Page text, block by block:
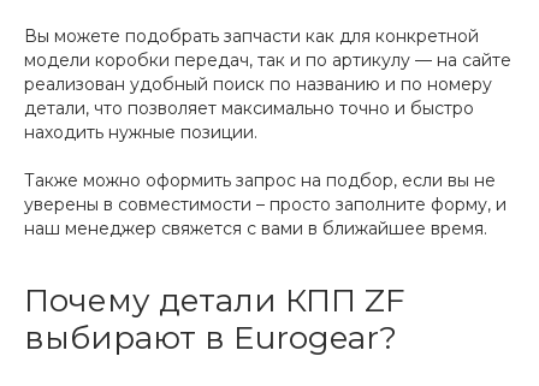
Вы можете подобрать запчасти как для конкретной
модели коробки передач, так и по артикулу — на сайте
реализован удобный поиск по названию и по номеру
детали, что позволяет максимально точно и быстро
находить нужные позиции.
Также можно оформить запрос на подбор, если вы не
уверены в совместимости – просто заполните форму, и
наш менеджер свяжется с вами в ближайшее время.
Почему детали КПП ZF
выбирают в Eurogear?